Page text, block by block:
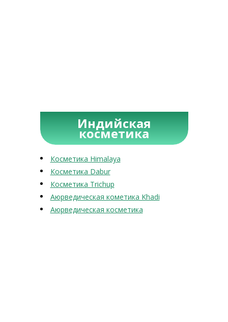
Индийская
косметика
Косметика Himalaya
Косметика Dabur
Косметика Trichup
Аюрведическая кометика Khadi
Аюрведическая косметика